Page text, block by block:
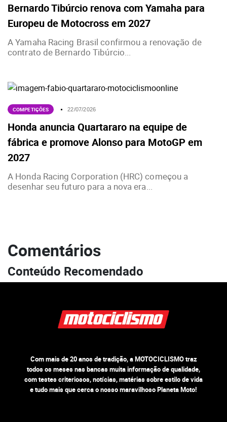
Bernardo Tibúrcio renova com Yamaha para
Europeu de Motocross em 2027
A Yamaha Racing Brasil confirmou a renovação de
contrato de Bernardo Tibúrcio...
COMPETIÇÕES 22/07/2026
Honda anuncia Quartararo na equipe de
fábrica e promove Alonso para MotoGP em
2027
A Honda Racing Corporation (HRC) começou a
desenhar seu futuro para a nova era...
Comentários
Conteúdo Recomendado
Com mais de 20 anos de tradição, a MOTOCICLISMO traz
todos os meses nas bancas muita informação de qualidade,
com testes criteriosos, notícias, matérias sobre estilo de vida
e tudo mais que cerca o nosso maravilhoso Planeta Moto!